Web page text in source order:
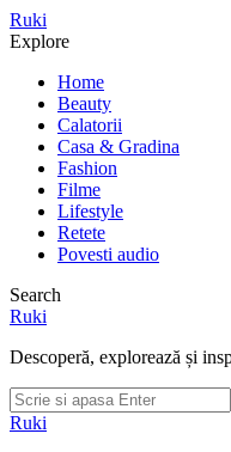
Meniu
Ruki
Cauta
Explore
Home
Beauty
Calatorii
Casa & Gradina
Fashion
Filme
Lifestyle
Retete
Povesti audio
Search
Ruki
Descoperă, explorează și
Cauta
dupa:
Ruki